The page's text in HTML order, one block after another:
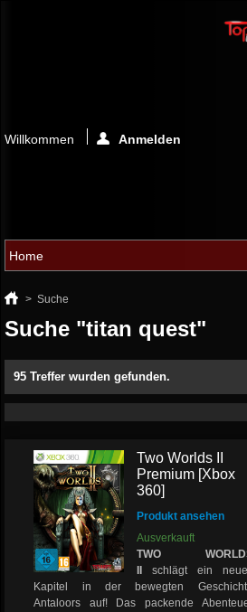
Willkommen Anmelden
> Suche
Suche "titan quest"
95 Treffer wurden gefunden.
Two Worlds II
Premium [Xbox
360]
Produkt ansehen
Ausverkauft
TWO
schlägt ein
Kapitel in der bewegten
Antaloors auf! Das packende